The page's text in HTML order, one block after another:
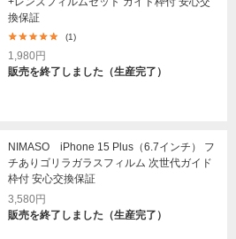
換保証
(1)
1,980円
販売を終了しました（生産完了）
NIMASO iPhone 15 Plus（6.7インチ） フ
チありゴリラガラスフィルム 次世代ガイド
枠付 安心交換保証
3,580円
販売を終了しました（生産完了）